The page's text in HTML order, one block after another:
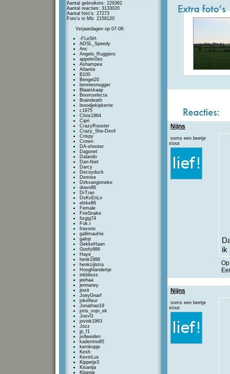
Aantal gebruikers: 229362
Aantal reacties: 3133020
Aantal foto's: 27273
Foto's in Mb: 2159120
Verjaardagen op 07-08:
-FLeSH-
ADSL_Speedy
Anc
Angelo_Ruggiero
appelm0es
Ashampea
Atlantis
B100
Bengel20
benniesnugger
Blaatskaap
Boomselecta
Braindeath
broodjekipkerrie
c1975
Chris1964
Cipri
CrazyRooster
Crazy_She-Devil
Crispy
Crown
DA-shooter
Dagonet
Dalando
Dan-Niet
Darcy
Decoyduck
Demise
Dirkvanginneke
down86
DrTran
DsKvEnLo
elske86
Female
FireSnake
fizgig74
Fok.r
fraxono
gallimaufrie
galop
GekkeHaan
Goofy666
Haye_
henk1988
henkzijlstra
Hooghlandertje
inkblisss
jeehaa
jennaney
jinxit
JoeyGnarf
jokefleur
Jonathan19
joris_vojn_ek
JosvG
jovink1963
Jozz
jp_f1
jvdweiden
kaderrino85
kernkopje
Kesh
KevinLux
Kippetje3
Kisanija
Kloenie
Nijns
soms een beetje
stout
ik
Nijns
soms een beetje
stout